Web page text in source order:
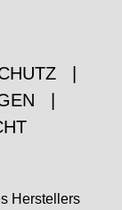
Herstellers